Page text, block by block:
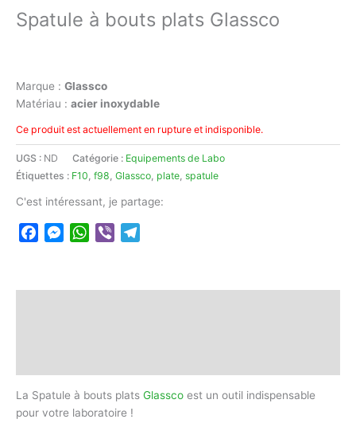
Spatule à bouts plats Glassco
Marque : Glassco
Matériau : acier inoxydable
Ce produit est actuellement en rupture et indisponible.
UGS : ND Catégorie : Equipements de Labo
Étiquettes : F10 f98 Glassco plate spatule
C'est intéressant, je partage:
FacebookMessenger
WhatsApp
Viber
La Spatule à bouts plats Glassco est un outil indispensable
pour votre laboratoire !